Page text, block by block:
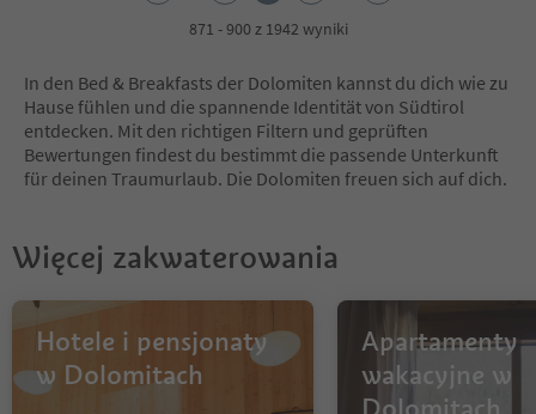
10
11
13
14
16
19
871 - 900 z 1942 wyniki
In den Bed & Breakfasts der Dolomiten kannst du dich wie zu
Hause fühlen und die spannende Identität von Südtirol
entdecken. Mit den richtigen Filtern und geprüften
Bewertungen findest du bestimmt die passende Unterkunft
für deinen Traumurlaub. Die Dolomiten freuen sich auf dich.
Więcej zakwaterowania
Hotele i pensjonaty
w Dolomitach
Apartamenty
wakacyjne w